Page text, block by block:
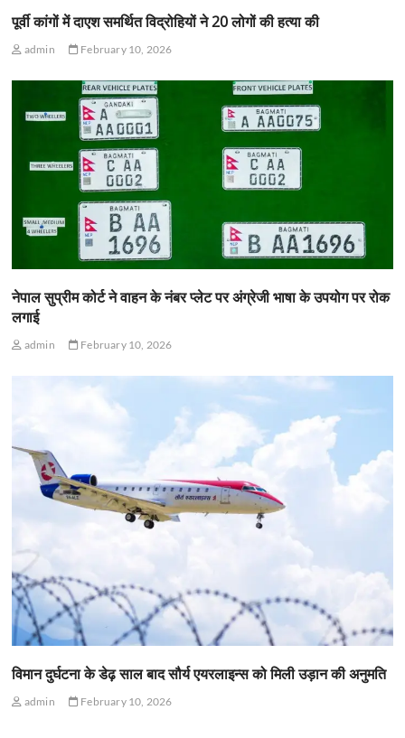
पूर्वी कांगों में दाएश समर्थित विद्रोहियों ने 20 लोगों की हत्या की
admin February 10, 2026
नेपाल सुप्रीम कोर्ट ने वाहन के नंबर प्लेट पर अंग्रेजी भाषा के उपयोग पर रोक
लगाई
admin February 10, 2026
विमान दुर्घटना के डेढ़ साल बाद सौर्य एयरलाइन्स को मिली उड़ान की अनुमति
admin February 10, 2026